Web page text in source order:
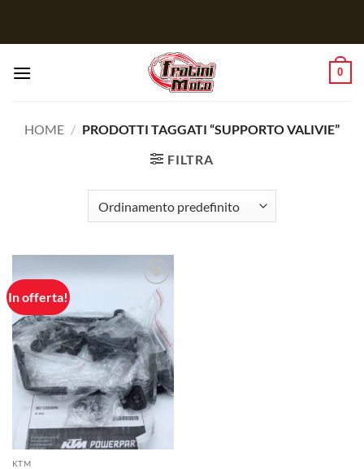
0
HOME / PRODOTTI TAGGATI “SUPPORTO VALIVIE”
FILTRA
In offerta!
Aggiungi
alla lista
desideri
KTM